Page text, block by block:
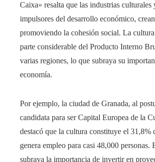
Caixa» resalta que las industrias culturales
impulsores del desarrollo económico,
promoviendo la cohesión social. La
parte considerable del Producto Interno
varias regiones, lo que subraya su
economía.
Por ejemplo, la ciudad de Granada, al
candidata para ser Capital Europea de la
destacó que la cultura constituye el 31,8%
genera empleo para casi 48,000 personas.
subraya la importancia de invertir en